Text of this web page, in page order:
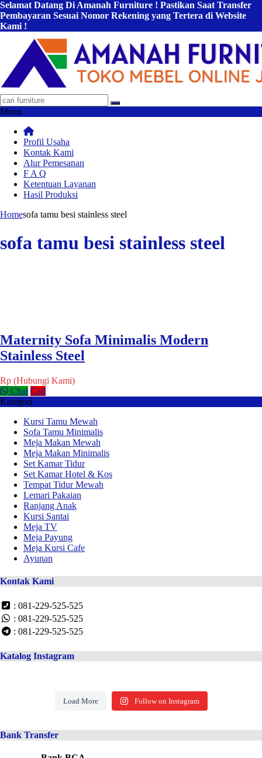
Selamat Datang Di Amanah Furniture ! Pastikan Saat Transfer
Pembayaran Sesuai Nomor Rekening yang Tertera di Website
Kami !
Menu
Profil Usaha
Kontak Kami
Alur Pemesanan
F A Q
Ketentuan Layanan
Hasil Produksi
Homesofa tamu besi stainless steel
sofa tamu besi stainless steel
Maternity Sofa Minimalis Modern
Stainless Steel
Rp (Hubungi Kami)
Chat Call
Kategori
Kursi Tamu Mewah
Sofa Tamu Minimalis
Meja Makan Mewah
Meja Makan Minimalis
Set Kamar Tidur
Set Kamar Hotel & Kos
Tempat Tidur Mewah
Lemari Pakaian
Ranjang Anak
Kursi Santai
Meja TV
Meja Payung
Meja Kursi Cafe
Ayunan
Kontak Kami
: 081-229-525-525
: 081-229-525-525
: 081-229-525-525
Katalog Instagram
Load More Follow on Instagram
Bank Transfer